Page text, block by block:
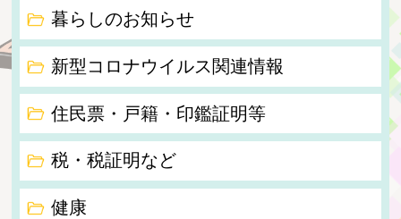
暮らしのお知らせ
新型コロナウイルス関連情報
住民票・戸籍・印鑑証明等
税・税証明など
健康